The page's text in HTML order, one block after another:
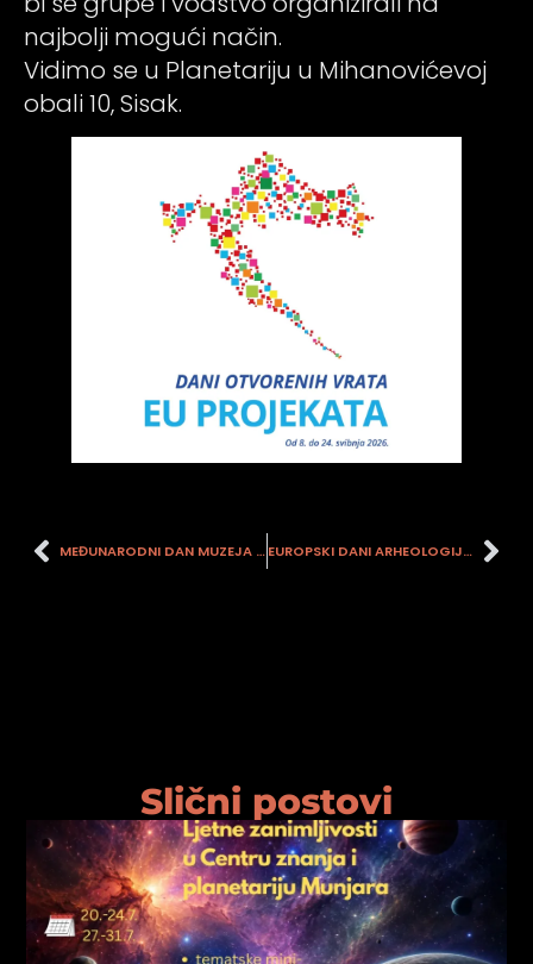
najbolji mogući način.
Vidimo se u Planetariju u Mihanovićevoj
obali 10, Sisak.
MEĐUNARODNI DAN MUZEJA U GRADSKOM MUZEJU SISAK, 18. SVIBNJA 2026. EUROPSKI DANI ARHEOLOGIJE 2026. U GRADSKOM MUZEJU SISAK
Slični postovi